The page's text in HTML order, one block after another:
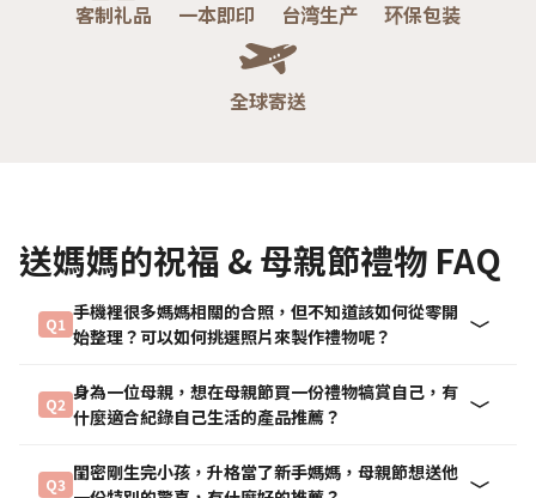
客制礼品 一本即印 台湾生产 环保包装
全球寄送
送媽媽的祝福 & 母親節禮物 FAQ
Q1
手機裡很多媽媽相關的合照，但不知道該如何從零開
始整理？可以如何挑選照片來製作禮物呢？
Q2
身為一位母親，想在母親節買一份禮物犒賞自己，有
什麼適合紀錄自己生活的產品推薦？
Q3
閨密剛生完小孩，升格當了新手媽媽，母親節想送他